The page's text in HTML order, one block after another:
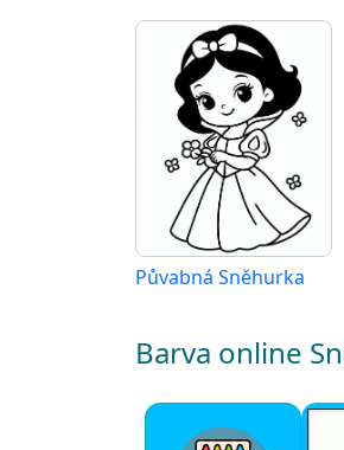
Půvabná Sněhurka
Barva online